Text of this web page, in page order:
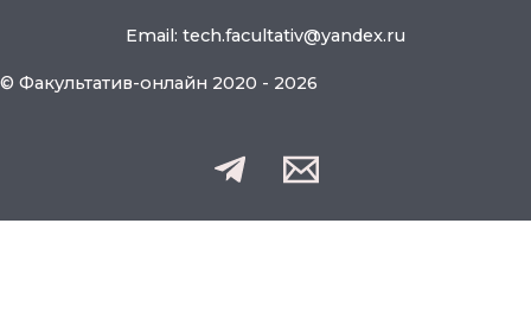
Email: tech.facultativ@yandex.ru
© Факультатив-онлайн 2020 - 2026